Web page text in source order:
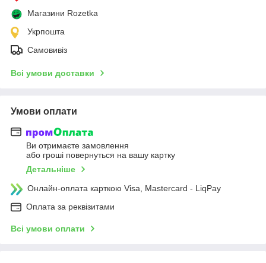
Магазини Rozetka
Укрпошта
Самовивіз
Всі умови доставки
Умови оплати
Ви отримаєте замовлення
або гроші повернуться на вашу картку
Детальніше
Онлайн-оплата карткою Visa, Mastercard - LiqPay
Оплата за реквізитами
Всі умови оплати